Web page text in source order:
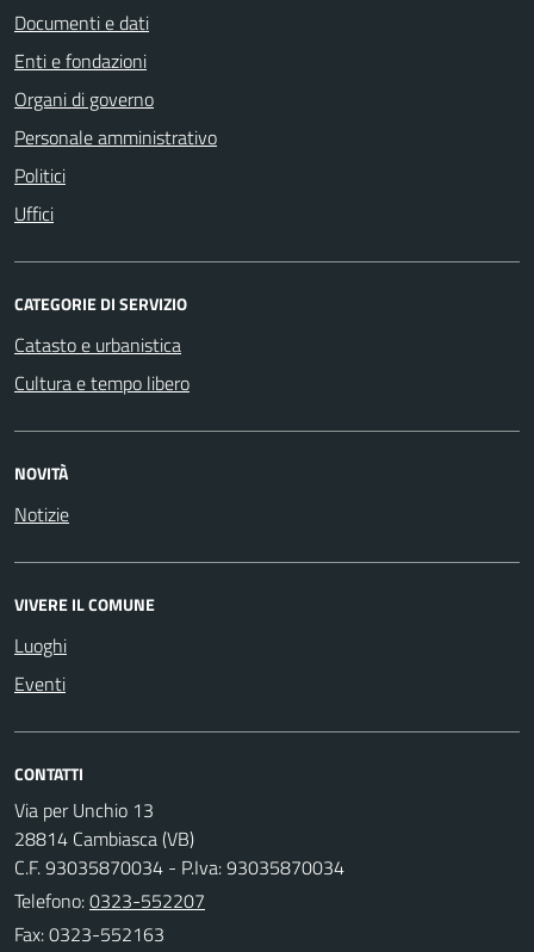
Documenti e dati
Enti e fondazioni
Organi di governo
Personale amministrativo
Politici
Uffici
CATEGORIE DI SERVIZIO
Catasto e urbanistica
Cultura e tempo libero
NOVITÀ
Notizie
VIVERE IL COMUNE
Luoghi
Eventi
CONTATTI
Via per Unchio 13
28814 Cambiasca (VB)
C.F. 93035870034 - P.Iva: 93035870034
Telefono:0323-552207
Fax: 0323-552163